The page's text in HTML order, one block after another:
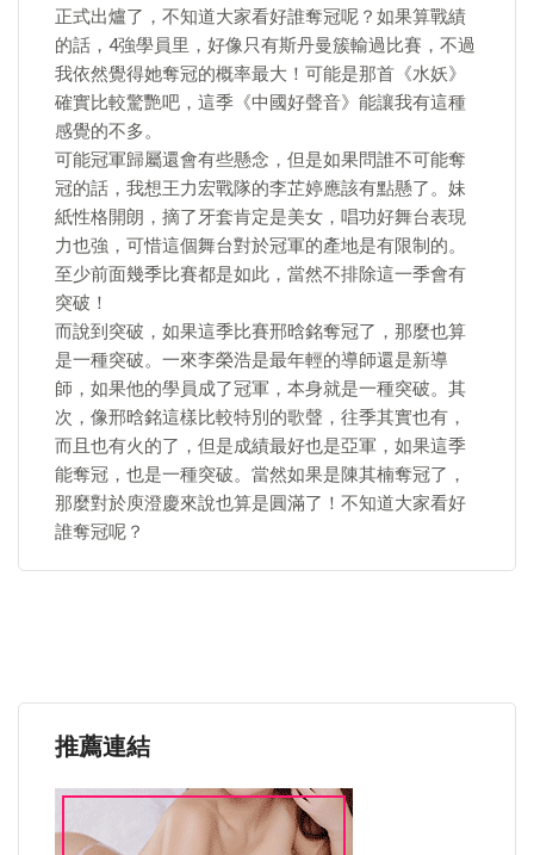
正式出爐了，不知道大家看好誰奪冠呢？如果算戰績
的話，4強學員里，好像只有斯丹曼簇輸過比賽，不過
我依然覺得她奪冠的概率最大！可能是那首《水妖》
確實比較驚艷吧，這季《中國好聲音》能讓我有這種
感覺的不多。
可能冠軍歸屬還會有些懸念，但是如果問誰不可能奪
冠的話，我想王力宏戰隊的李芷婷應該有點懸了。妹
紙性格開朗，摘了牙套肯定是美女，唱功好舞台表現
力也強，可惜這個舞台對於冠軍的產地是有限制的。
至少前面幾季比賽都是如此，當然不排除這一季會有
突破！
而說到突破，如果這季比賽邢晗銘奪冠了，那麼也算
是一種突破。一來李榮浩是最年輕的導師還是新導
師，如果他的學員成了冠軍，本身就是一種突破。其
次，像邢晗銘這樣比較特別的歌聲，往季其實也有，
而且也有火的了，但是成績最好也是亞軍，如果這季
能奪冠，也是一種突破。當然如果是陳其楠奪冠了，
那麼對於庾澄慶來說也算是圓滿了！不知道大家看好
誰奪冠呢？
推薦連結